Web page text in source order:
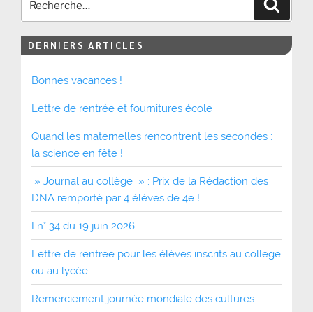
DERNIERS ARTICLES
Bonnes vacances !
Lettre de rentrée et fournitures école
Quand les maternelles rencontrent les secondes :
la science en fête !
» Journal au collège » : Prix de la Rédaction des
DNA remporté par 4 élèves de 4e !
I n° 34 du 19 juin 2026
Lettre de rentrée pour les élèves inscrits au collège
ou au lycée
Remerciement journée mondiale des cultures